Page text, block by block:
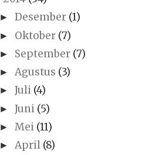
►Desember (1)
► Oktober (7)
► September (7)
►Agustus (3)
► Juli (4)
►Juni (5)
►Mei (11)
►April (8)